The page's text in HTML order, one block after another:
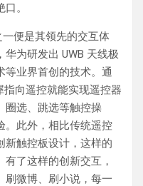
。
便是其领先的交互体
为研发出 UWB 天线极
等业界首创的技术。通
指向遥控就能实现遥控器
圈选、跳选等触控操
。此外，相比传统遥控
新触控板设计，这样的
了这样的创新交互，
刷微博、刷小说，每一